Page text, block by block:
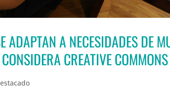
ADAPTAN A NECESIDADES DE
CREATIVE COMMONS